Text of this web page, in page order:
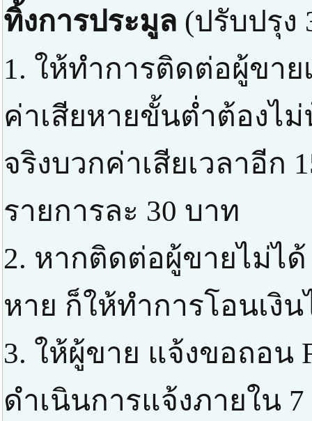
ทิ้งการประมูล (ปรับปรุง
1. ให้ทำการติดต่อผู้ขา
ค่าเสียหายขั้นต่ำต้องไ
จริงบวกค่าเสียเวลาอีก
รายการละ 30 บาท
2. หากติดต่อผู้ขายไม่ไ
หาย ก็ให้ทำการโอนเงิ
3. ให้ผู้ขาย แจ้งขอถอน
ดำเนินการแจ้งภายใน